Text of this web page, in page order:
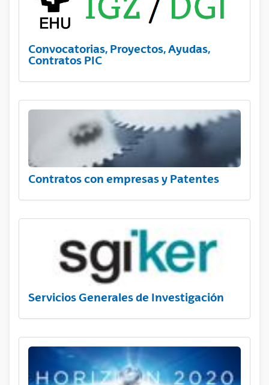
Convocatorias, Proyectos, Ayudas,
Contratos PIC
Contratos con empresas y Patentes
Servicios Generales de Investigación